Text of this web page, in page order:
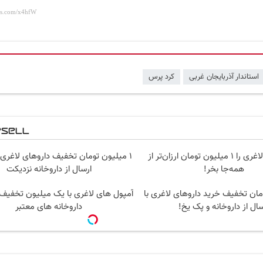
استاندار آذربایجان غربی کرد پرس
آمپول‌های لاغری را ۱ میلیون تومان ارزان‌تر از
همه‌جا بخر!
۱ میلیون تومان تخفیف داروهای
ارسال از داروخانه نزدیکت
تخفیف خرید داروهای لاغری با
از داروخانه و پک یخ!
آمپول های لاغری با یک میلیون
داروخانه های معتبر